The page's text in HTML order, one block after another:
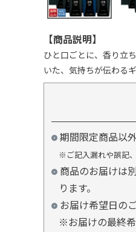
【商品説明】
ひと口ごとに、香り立
いた、気持ちが伝わるギ
期間限定商品以
※ご記入漏れや誤記
商品のお届けは
ります。
お届け希望日の
※お届けの最終